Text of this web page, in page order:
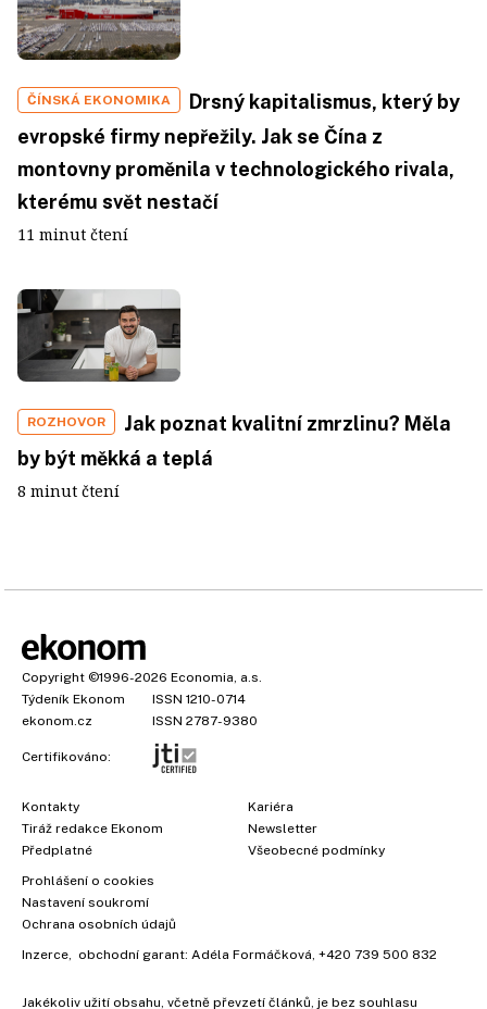
ČÍNSKÁ EKONOMIKA
Drsný kapitalismus, který by
evropské firmy nepřežily. Jak se Čína z
montovny proměnila v technologického rivala,
kterému svět nestačí
11 minut čtení
ROZHOVOR
Jak poznat kvalitní zmrzlinu? Měla
by být měkká a teplá
8 minut čtení
Copyright ©1996-2026 Economia, a.s.
Týdeník Ekonom
ISSN 1210-0714
ekonom.cz
ISSN 2787-9380
Certifikováno:
Kontakty
Tiráž redakce Ekonom
Předplatné
Kariéra
Newsletter
Všeobecné podmínky
Prohlášení o cookies
Nastavení soukromí
Ochrana osobních údajů
Inzerce , obchodní garant: Adéla Formáčková +420 739 500 832
Jakékoliv užití obsahu, včetně převzetí článků, je bez souhlasu